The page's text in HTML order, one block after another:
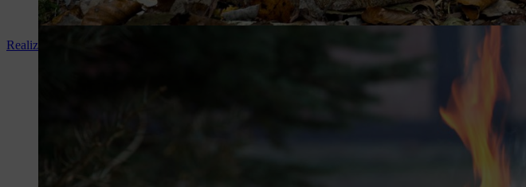
Realizzare una torcia svedese